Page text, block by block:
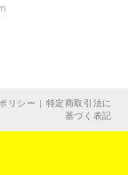
リシー | 特定商取引法に
基づく表記